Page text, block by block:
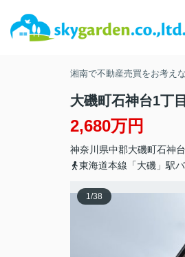
湘南で不動産売買をお考え
大磯町石神台1丁
2,680万円
神奈川県中郡大磯町石神台
東海道本線「大磯」駅
1/38